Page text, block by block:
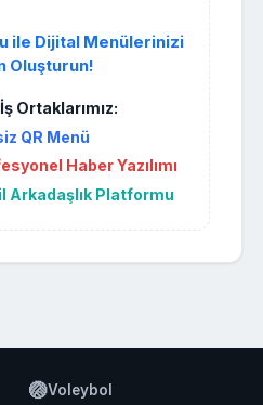
ile Dijital Menülerinizi
Oluşturun!
Ortaklarımız:
QR Menü
Haber Yazılımı
Arkadaşlık Platformu
🏐Voleybol